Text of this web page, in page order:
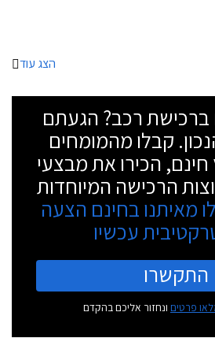
הצג עוד
ברכישת רכב? הגעתם
קבלו מהמומחים
חינם, הכירו את מבצעי
הרכישה המיוחדות
מאיתנו בחינם הצעה
עכשיו
התקשרו
פרטים ונחזור אליכם בהקדם